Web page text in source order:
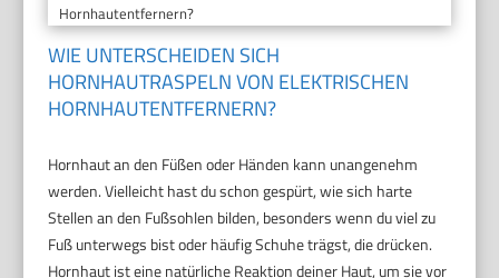
Hornhautentfernern?
WIE UNTERSCHEIDEN SICH
HORNHAUTRASPELN VON ELEKTRISCHEN
HORNHAUTENTFERNERN?
Hornhaut an den Füßen oder Händen kann unangenehm
werden. Vielleicht hast du schon gespürt, wie sich harte
Stellen an den Fußsohlen bilden, besonders wenn du viel zu
Fuß unterwegs bist oder häufig Schuhe trägst, die drücken.
Hornhaut ist eine natürliche Reaktion deiner Haut, um sie vor